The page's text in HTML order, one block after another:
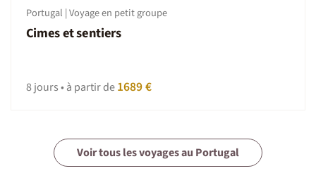
Portugal | Voyage en petit groupe
Cimes et sentiers
8 jours • à partir de1689 €
Voir tous les voyages au Portugal